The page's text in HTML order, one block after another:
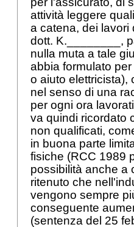
attività leggere
a catena, dei lavori
dott. K.________,
nulla muta a tale
abbia formulato
o aiuto elettricista),
nel senso di una
per ogni ora
va quindi ricordato
non qualificati,
in buona parte
fisiche (RCC 1989
possibilità anche a
ritenuto che
vengono sempre
conseguente
(sentenza del 25